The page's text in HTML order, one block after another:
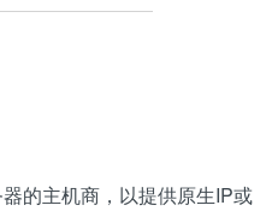
的主机商，以提供原生IP或